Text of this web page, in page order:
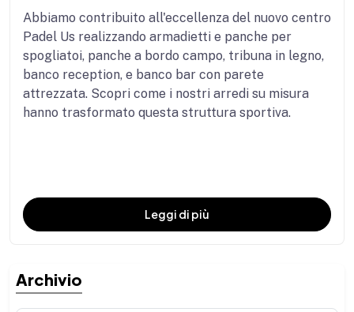
Abbiamo contribuito all'eccellenza del nuovo centro
Padel Us realizzando armadietti e panche per
spogliatoi, panche a bordo campo, tribuna in legno,
banco reception, e banco bar con parete
attrezzata. Scopri come i nostri arredi su misura
hanno trasformato questa struttura sportiva.
Leggi di più
Archivio